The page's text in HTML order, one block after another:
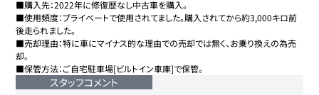
■購入先：2022年に修復歴なし中古車を購入。
■使用頻度：プライベートで使用されてました。購入されてから約3,000キロ前
後走られました。
■売却理由：特に車にマイナス的な理由での売却では無く、お乗り換えの為売
却。
スタッフコメント